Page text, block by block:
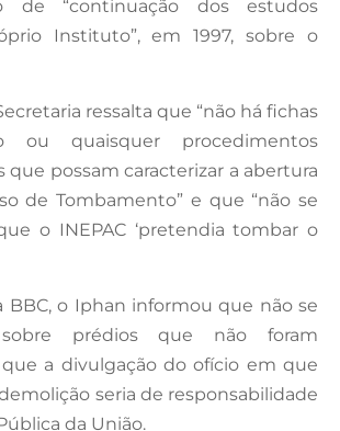
de “continuação dos estudos
Instituto”, em 1997, sobre o
ressalta que “não há fichas
ou quaisquer procedimentos
que possam caracterizar a abertura
de Tombamento” e que “não se
o INEPAC ‘pretendia tombar o
BBC, o Iphan informou que não se
sobre prédios que não foram
a divulgação do ofício em que
seria de responsabilidade
da União.